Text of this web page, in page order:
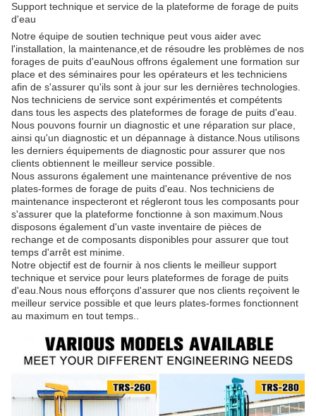
Support technique et service de la plateforme de forage de puits
d'eau
Notre équipe de soutien technique peut vous aider avec
l'installation, la maintenance,et de résoudre les problèmes de nos
forages de puits d'eauNous offrons également une formation sur
place et des séminaires pour les opérateurs et les techniciens
afin de s'assurer qu'ils sont à jour sur les dernières technologies.
Nos techniciens de service sont expérimentés et compétents
dans tous les aspects des plateformes de forage de puits d'eau.
Nous pouvons fournir un diagnostic et une réparation sur place,
ainsi qu'un diagnostic et un dépannage à distance.Nous utilisons
les derniers équipements de diagnostic pour assurer que nos
clients obtiennent le meilleur service possible.
Nous assurons également une maintenance préventive de nos
plates-formes de forage de puits d'eau. Nos techniciens de
maintenance inspecteront et régleront tous les composants pour
s'assurer que la plateforme fonctionne à son maximum.Nous
disposons également d'un vaste inventaire de pièces de
rechange et de composants disponibles pour assurer que tout
temps d'arrêt est minime.
Notre objectif est de fournir à nos clients le meilleur support
technique et service pour leurs plateformes de forage de puits
d'eau.Nous nous efforçons d'assurer que nos clients reçoivent le
meilleur service possible et que leurs plates-formes fonctionnent
au maximum en tout temps..